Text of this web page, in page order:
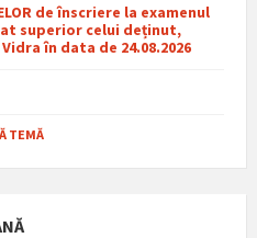
de înscriere la examenul
superior celui deținut,
în data de 24.08.2026
TEMĂ